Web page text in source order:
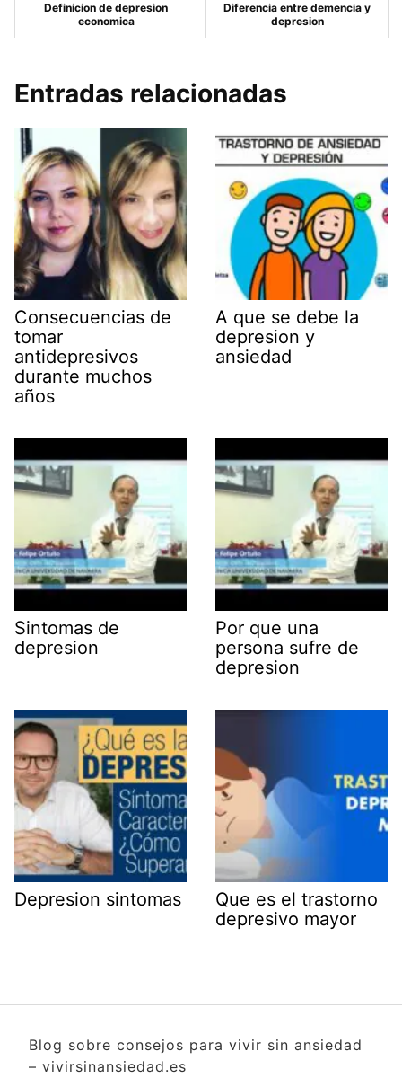
Definicion de depresion
economica
Diferencia entre demencia y
depresion
Entradas relacionadas
Consecuencias de
tomar
antidepresivos
durante muchos
años
A que se debe la
depresion y
ansiedad
Sintomas de
depresion
Por que una
persona sufre de
depresion
Depresion sintomas
Que es el trastorno
depresivo mayor
Blog sobre consejos para vivir sin ansiedad
– vivirsinansiedad.es